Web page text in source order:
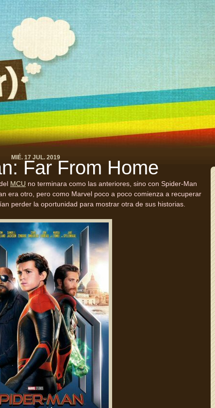
MIÉ. 17 JUL. 2019
Far From Home
MCU no terminara como las anteriores, sino con Spider-Man
era otro, pero como Marvel poco a poco comienza a recuperar
perder la oportunidad para mostrar otra de sus historias.